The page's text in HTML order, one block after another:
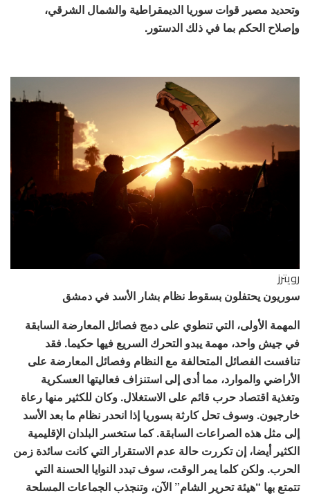
وتحديد مصير قوات سوريا الديمقراطية والشمال الشرقي،
وإصلاح الحكم بما في ذلك الدستور.
رويترز
سوريون يحتفلون بسقوط نظام بشار الأسد في دمشق
المهمة الأولى، التي تنطوي على دمج فصائل المعارضة السابقة
في جيش واحد، مهمة يبدو التحرك السريع فيها حكيما. فقد
تنافست الفصائل المتحالفة مع النظام وفصائل المعارضة على
الأراضي والموارد، مما أدى إلى استنزاف فعاليتها العسكرية
وتغذية اقتصاد حرب قائم على الاستغلال. وكان للكثير منها رعاة
خارجيون. وسوف تحل كارثة بسوريا إذا انحدر نظام ما بعد الأسد
إلى مثل هذه الصراعات السابقة. كما ستخسر البلدان الإقليمية
الكثير أيضا، إن تكررت حالة عدم الاستقرار التي كانت سائدة زمن
الحرب. ولكن كلما يمر الوقت، سوف تبدد النوايا الحسنة التي
تتمتع بها “هيئة تحرير الشام” الآن، وتنجذب الجماعات المسلحة